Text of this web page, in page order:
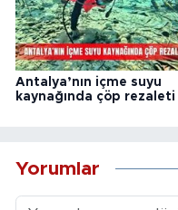
Antalya’nın içme suyu
kaynağında çöp rezaleti
Yorumlar